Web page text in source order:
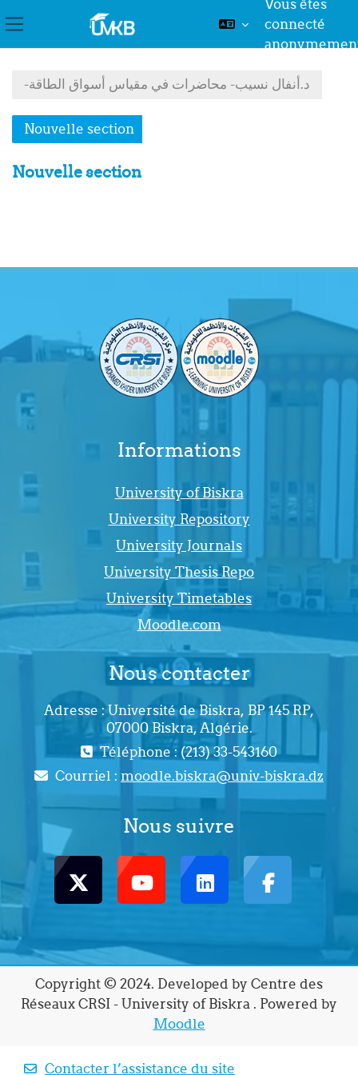
Panneau latéral
Vous êtes
connecté
-د.أنفال نسيب- محاضرات في مقياس أسواق الطاقة
Nouvelle section
Nouvelle section
Informations
University of Biskra
University Repository
University Journals
University Thesis Repo
University Timetables
Moodle.com
Nous contacter
Adresse : Université de Biskra, BP 145 RP,
07000 Biskra, Algérie.
Téléphone : (213) 33-543160
Courriel : moodle.biskra@univ-biskra.dz
Nous suivre
Copyright © 2024. Developed by Centre des
Réseaux CRSI - University of Biskra . Powered by
Moodle
Contacter l’assistance du site